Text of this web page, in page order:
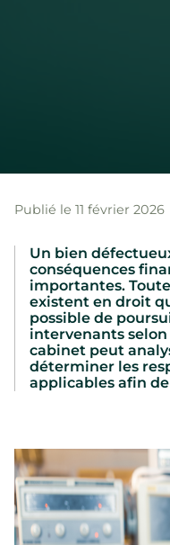
Publié le 11 février 2026
Un bien
conséquences
importantes.
existent en droit
possible de
intervenants
cabinet peut
déterminer les
applicables afin